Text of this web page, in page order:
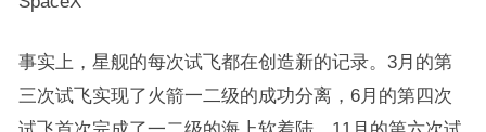
事实上，星舰的每次试飞都在创造新的记录。3月的第
三次试飞实现了火箭一二级的成功分离，6月的第四次